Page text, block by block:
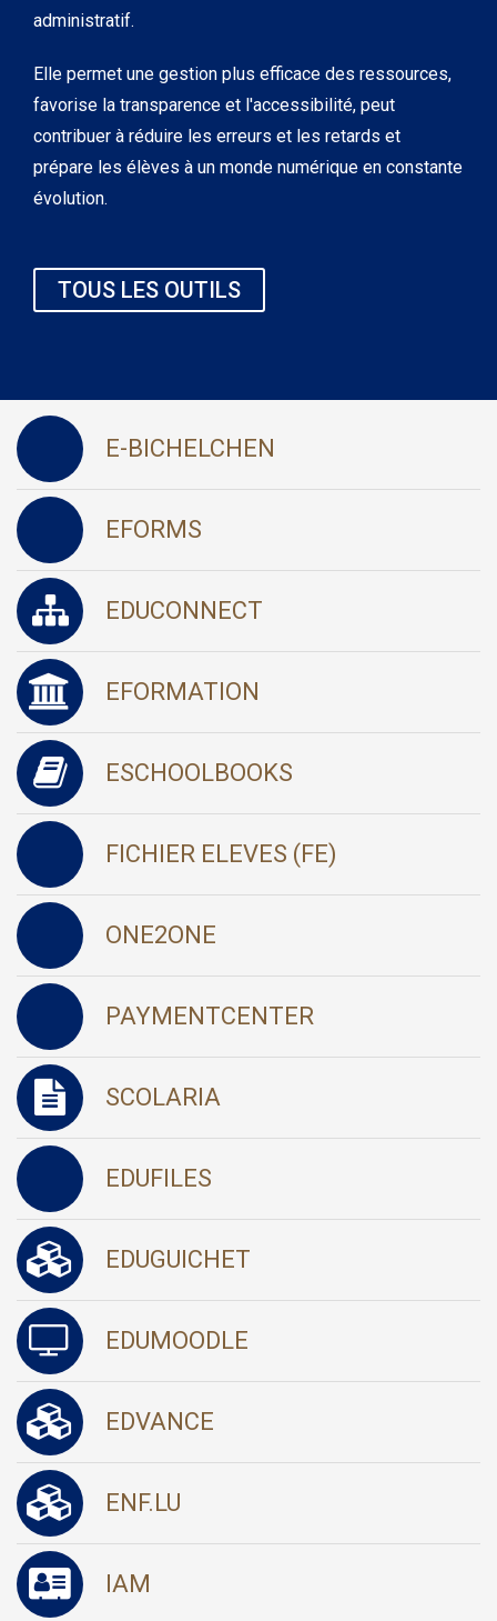
administratif.
Elle permet une gestion plus efficace des ressources,
favorise la transparence et l'accessibilité, peut
contribuer à réduire les erreurs et les retards et
prépare les élèves à un monde numérique en constante
évolution.
TOUS LES OUTILS
E-BICHELCHEN
EFORMS
EDUCONNECT
EFORMATION
ESCHOOLBOOKS
FICHIER ELEVES (FE)
ONE2ONE
PAYMENTCENTER
SCOLARIA
EDUFILES
EDUGUICHET
EDUMOODLE
EDVANCE
ENF.LU
IAM